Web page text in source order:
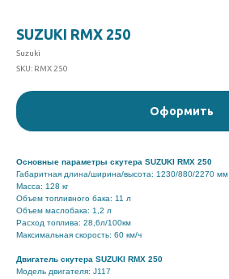
SUZUKI RMX 250
Suzuki
SKU: RMX 250
Оформить
Основные параметры скутера SUZUKI RMX 250
Габаритная длина/ширина/высота: 1230/880/2270 мм
Масса: 128 кг
Объем топливного бака: 11 л
Объем маслобака: 1,2 л
Расход топлива: 28,6л/100км
Максимальная скорость: 60 км/ч
Двигатель скутера SUZUKI RMX 250
Модель двигателя: J117